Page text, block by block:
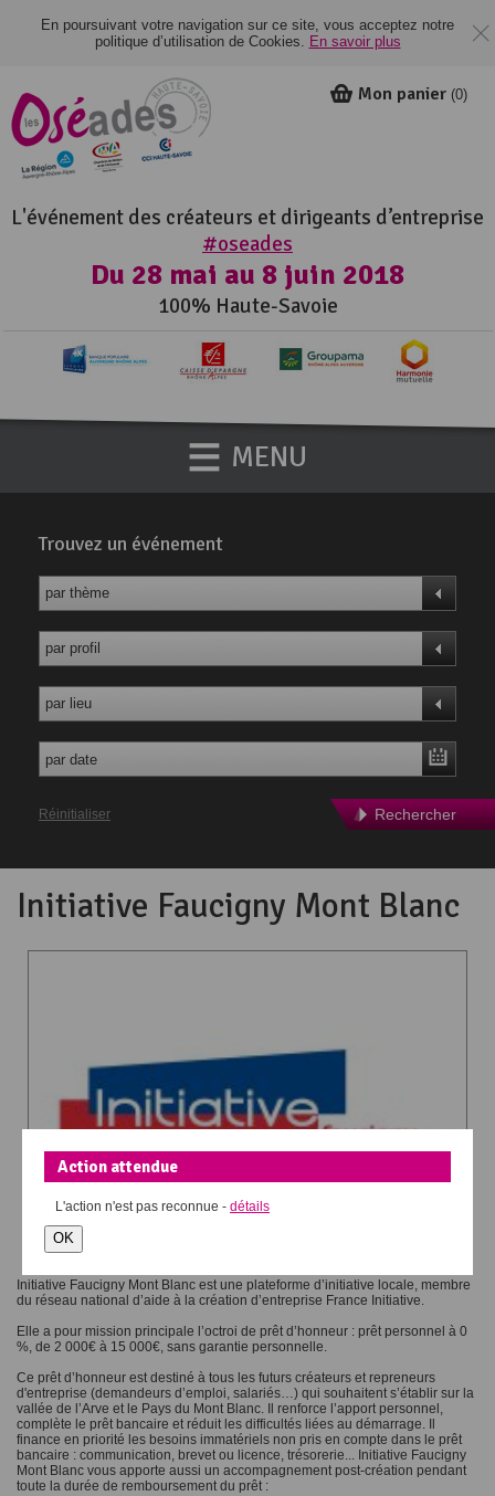
En poursuivant votre navigation sur ce site, vous acceptez notre
politique d’utilisation de Cookies. En savoir plus
L'événement des créateurs et dirigeants d’entreprise
#oseades
Du 28 mai au 8 juin 2018
100% Haute-Savoie
Mon panier (0)
MENU
Initiative Faucigny Mont Blanc
Initiative Faucigny Mont Blanc est une plateforme d’initiative locale, membre
du réseau national d’aide à la création d’entreprise France Initiative.
Elle a pour mission principale l’octroi de prêt d’honneur : prêt personnel à 0
%, de 2 000€ à 15 000€, sans garantie personnelle.
Ce prêt d’honneur est destiné à tous les futurs créateurs et repreneurs
d'entreprise (demandeurs d’emploi, salariés…) qui souhaitent s’établir sur la
vallée de l’Arve et le Pays du Mont Blanc. Il renforce l’apport personnel,
complète le prêt bancaire et réduit les difficultés liées au démarrage. Il
finance en priorité les besoins immatériels non pris en compte dans le prêt
bancaire : communication, brevet ou licence, trésorerie... Initiative Faucigny
Mont Blanc vous apporte aussi un accompagnement post-création pendant
toute la durée de remboursement du prêt :
Trouvez un événement
par thème
par profil
par lieu
Rechercher
Réinitialiser
Action attendue
L'action n'est pas reconnue - détails
OK